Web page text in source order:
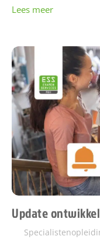
Lees meer
Update